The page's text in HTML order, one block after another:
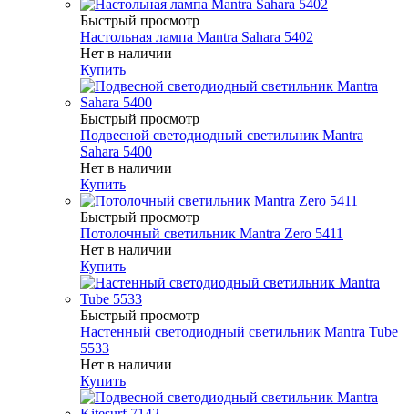
Быстрый просмотр
Настольная лампа Mantra Sahara 5402
Нет в наличии
Купить
Быстрый просмотр
Подвесной светодиодный светильник Mantra
Sahara 5400
Нет в наличии
Купить
Быстрый просмотр
Потолочный светильник Mantra Zero 5411
Нет в наличии
Купить
Быстрый просмотр
Настенный светодиодный светильник Mantra Tube
5533
Нет в наличии
Купить